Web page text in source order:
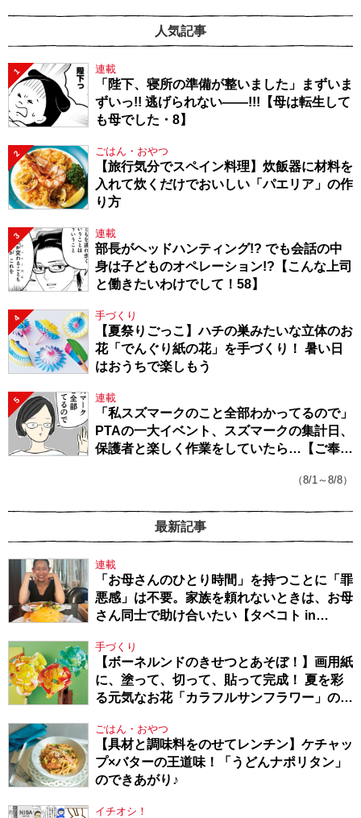
人気記事
1 連載
「陛下、寝所の準備が整いました」まずいま
ずいっ!! 逃げられない――!!!【母は転生して
も母でした・8】
2 ごはん・おやつ
【旅行気分でスペイン料理】炊飯器に材料を
入れて炊くだけでおいしい「パエリア」の作
り方
3 連載
部長がヘッドハンティング!? でも会話の中
身は子どものオペレーション!?【こんな上司
と働きたいわけでして！58】
4 手づくり
【夏祭りごっこ】ハチの巣みたいな立体のお
花「でんぐり紙の花」を手づくり！ 暑い日
はおうちで楽しもう
5 連載
「私スズマークのこと全部わかってるので」
PTAの一大イベント、スズマークの集計日、
保護者と楽しく作業をしていたら…【ご奉仕
（8/1～8/8）
最新記事
連載
「お母さんのひとり時間」を持つことに「罪
悪感」は不要。家族を頼れないときは、お母
さん同士で助け合いたい【タベコト in
手づくり
【ボーネルンドのきせつとあそぼ！】画用紙
に、塗って、切って、貼って完成！ 夏を彩
る元気なお花「カラフルサンフラワー」の作
ごはん・おやつ
【具材と調味料をのせてレンチン】ケチャッ
プ×バターの王道味！「うどんナポリタン」
のできあがり♪
イチオシ！